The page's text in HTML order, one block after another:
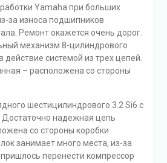
Yamaha при больших
за износа подшипников
Ремонт окажется очень дорог.
механизм 8-цилиндрового
действие системой из трех цепей.
– расположена со стороны
шестицилиндрового 3.2 Si6 с
Достаточно надежная цепь
со стороны коробки
занимает много места, из-за
перенести компрессор